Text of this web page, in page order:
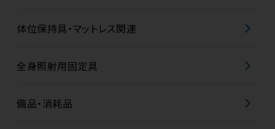
体位保持具・マットレス関連
全身照射用固定具
備品・消耗品